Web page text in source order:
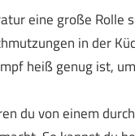
eine große Rolle
in der
heiß genug ist,
du von einem